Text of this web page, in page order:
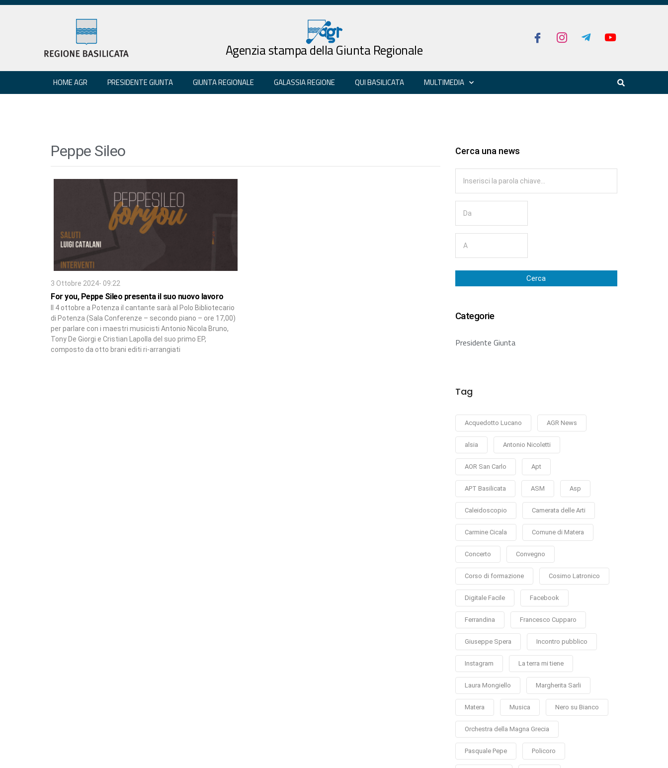
Agenzia stampa della Giunta Regionale
HOME AGR PRESIDENTE GIUNTA GIUNTA REGIONALE GALASSIA REGIONE QUI BASILICATA MULTIMEDIA
Peppe Sileo
3 Ottobre 2024- 09:22
For you, Peppe Sileo presenta il suo nuovo lavoro
Il 4 ottobre a Potenza il cantante sarà al Polo Bibliotecario
di Potenza (Sala Conferenze – secondo piano – ore 17,00)
per parlare con i maestri musicisti Antonio Nicola Bruno,
Tony De Giorgi e Cristian Lapolla del suo primo EP,
composto da otto brani editi ri-arrangiati
Cerca una news
Cerca
Categorie
Presidente Giunta
Tag
Acquedotto Lucano AGR News
alsia Antonio Nicoletti
AOR San Carlo Apt
APT Basilicata ASM Asp
Caleidoscopio Camerata delle Arti
Carmine Cicala Comune di Matera
Concerto Convegno
Corso di formazione Cosimo Latronico
Digitale Facile Facebook
Ferrandina Francesco Cupparo
Giuseppe Spera Incontro pubblico
Instagram La terra mi tiene
Laura Mongiello Margherita Sarli
Matera Musica Nero su Bianco
Orchestra della Magna Grecia
Pasquale Pepe Policoro